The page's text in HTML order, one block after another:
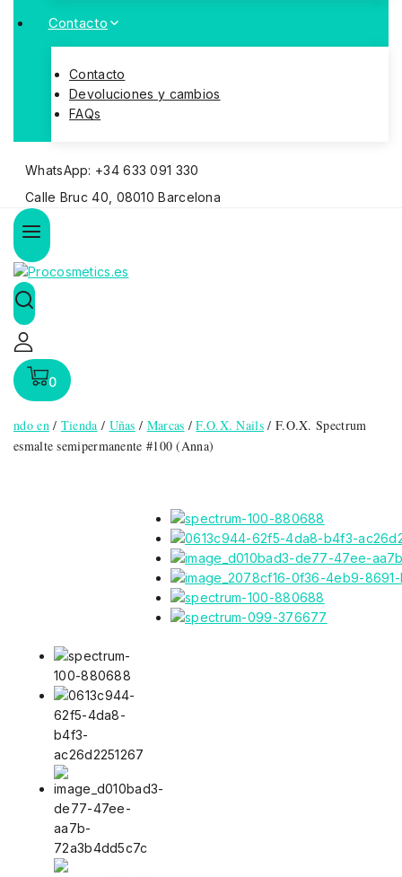
Contacto
Contacto
Devoluciones y cambios
FAQs
WhatsApp: +34 633 091 330
Calle Bruc 40, 08010 Barcelona
0
ndo en / Tienda / Uñas / Marcas / F.O.X. Nails / F.O.X. Spectrum
esmalte semipermanente #100 (Anna)